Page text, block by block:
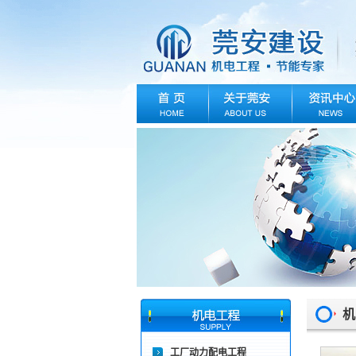
工厂动力配电工程